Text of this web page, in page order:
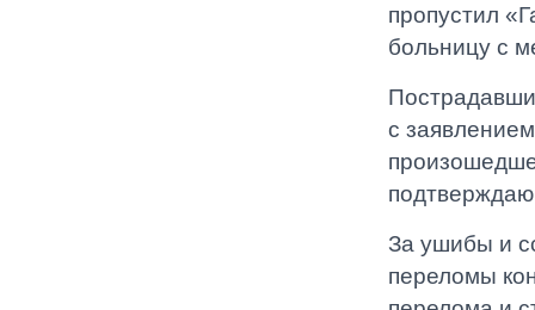
пропустил
больницу с
с
За ушибы и
переломы